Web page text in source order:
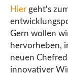
Hier geht's
Gern wollen
hervorheben,
neuen
innovativer